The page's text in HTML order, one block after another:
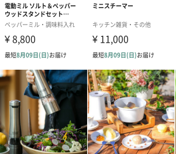
ラッピング
ギフトラッピングを施してお届けいたします。